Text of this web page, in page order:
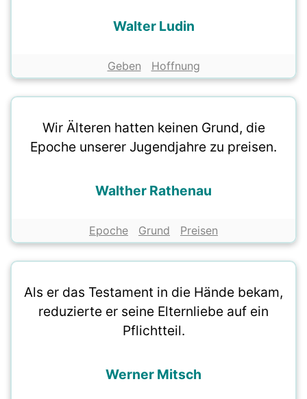
Walter Ludin
Geben Hoffnung
Wir Älteren hatten keinen Grund, die
Epoche unserer Jugendjahre zu preisen.
Walther Rathenau
Epoche Grund Preisen
Als er das Testament in die Hände bekam,
reduzierte er seine Elternliebe auf ein
Pflichtteil.
Werner Mitsch